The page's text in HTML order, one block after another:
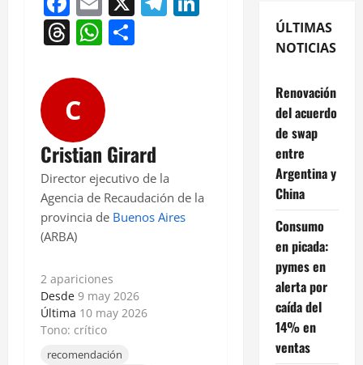
Threads
WhatsApp
C
Cristian Girard
Director ejecutivo de la
Agencia de Recaudación de la
provincia de Buenos Aires
(ARBA)
2 apariciones
Desde 9 may 2026
Última 10 may 2026
Tono: crítico
recomendación
ÚLTIMAS
NOTICIAS
Renovación
del acuerdo
de swap
entre
Argentina y
China
Consumo
en picada:
pymes en
alerta por
caída del
14% en
ventas